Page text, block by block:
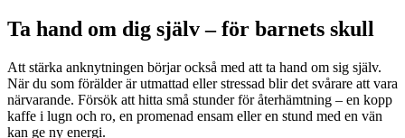
Ta hand om dig själv – för barnets skull
Att stärka anknytningen börjar också med att ta hand om sig själv.
När du som förälder är utmattad eller stressad blir det svårare att vara
närvarande. Försök att hitta små stunder för återhämtning – en kopp
kaffe i lugn och ro, en promenad ensam eller en stund med en vän
kan ge ny energi.